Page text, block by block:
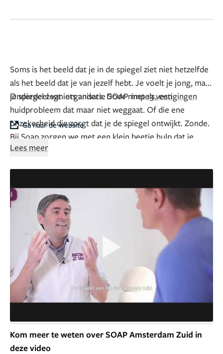
Soms is het beeld dat je in de spiegel ziet niet hetzelfde
als het beeld dat je van jezelf hebt. Je voelt je jong, maar
je spiegel zegt iets anders. Door rimpels, een
huidprobleem dat maar niet weggaat. Of die ene
onzekerheid die zorgt dat je de spiegel ontwijkt. Zonde.
Bij Soap zorgen we met een klein beetje hulp dat je
zelfbeeld en je spiegelbeeld weer bij elkaar komen. Om
hoe anderen naar je kijken maar hoe je naar jezelf kijkt.
Zien we jou ook snel (weer) terug op één van onze
locaties?Have a great day, Team Soap
Onderdeel van organisatie SOAP met13 vestigingen
Ga naar de website
Lees meer
Kom meer te weten over SOAP Amsterdam Zuid in
deze video